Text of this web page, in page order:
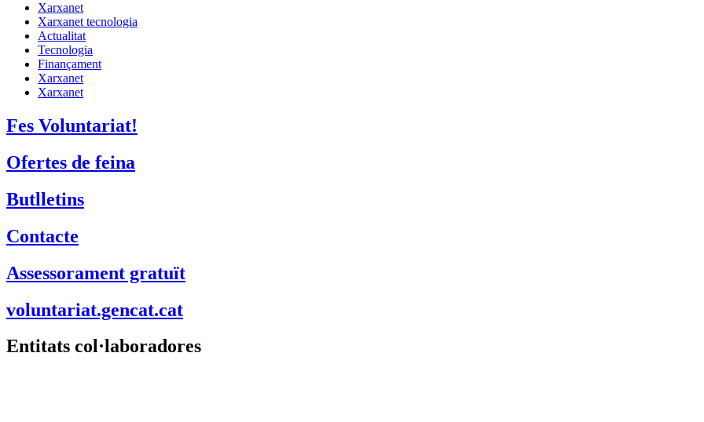
Xarxanet
Xarxanet tecnologia
Actualitat
Tecnologia
Finançament
Xarxanet
Xarxanet
Fes Voluntariat!
Ofertes de feina
Butlletins
Contacte
Assessorament gratuït
voluntariat.gencat.cat
Entitats col·laboradores